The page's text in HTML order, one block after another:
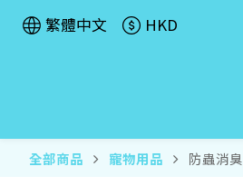
繁體中文 HKD
全部商品 寵物用品 防蟲消臭